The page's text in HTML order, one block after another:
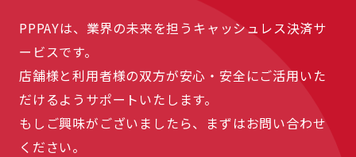
PPPAYは、業界の未来を担うキャッシュレス決済サ
ービスです。
店舗様と利用者様の双方が安心・安全にご活用いた
だけるようサポートいたします。
もしご興味がございましたら、まずはお問い合わせ
ください。